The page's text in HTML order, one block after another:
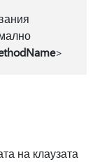
>
на клаузата